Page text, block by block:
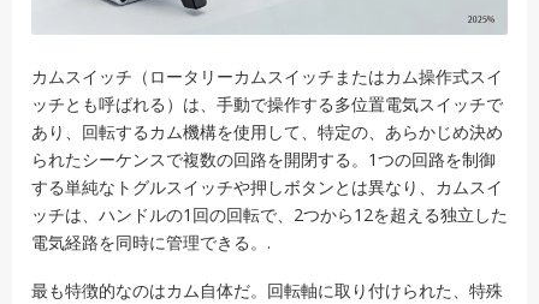
カムスイッチ（ロータリーカムスイッチまたはカム操作式スイ
ッチとも呼ばれる）は、手動で操作する多位置電気スイッチで
あり、回転するカム機構を使用して、特定の、あらかじめ決め
られたシーケンスで複数の回路を開閉する。1つの回路を制御
する単純なトグルスイッチや押しボタンとは異なり、カムスイ
ッチは、ハンドルの1回の回転で、2つから12を超える独立した
電気経路を同時に管理できる。.
最も特徴的なのはカム自体だ。回転軸に取り付けられた、特殊